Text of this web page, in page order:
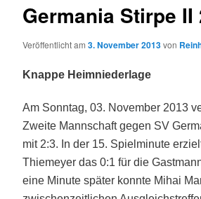
Germania Stirpe II
Veröffentlicht am3. November 2013von
Knappe Heimniederlage
Am Sonntag, 03. November 2013
Zweite Mannschaft gegen SV
mit 2:3. In der 15. Spielminute
Thiemeyer das 0:1 für die
eine Minute später konnte Mihai